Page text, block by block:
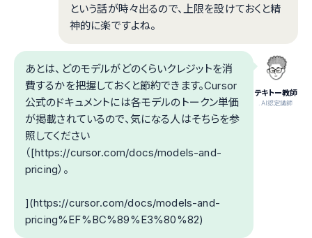
という話が時々出るので、上限を設けておくと精
神的に楽ですよね。
テキトー教師
.AI認定講師
あとは、どのモデルがどのくらいクレジットを消
費するかを把握しておくと節約できます。Cursor
公式のドキュメントには各モデルのトークン単価
が掲載されているので、気になる人はそちらを参
照してください
（[https://cursor.com/docs/models-and-
pricing）。
](https://cursor.com/docs/models-and-
pricing%EF%BC%89%E3%80%82)